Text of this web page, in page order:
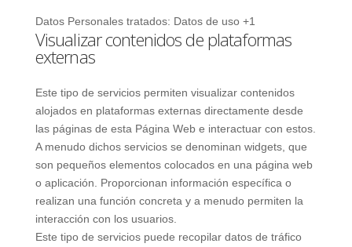
Datos Personales tratados: Datos de uso +1
Visualizar contenidos de plataformas
externas
Este tipo de servicios permiten visualizar contenidos
alojados en plataformas externas directamente desde
las páginas de esta Página Web e interactuar con estos.
A menudo dichos servicios se denominan widgets, que
son pequeños elementos colocados en una página web
o aplicación. Proporcionan información específica o
realizan una función concreta y a menudo permiten la
interacción con los usuarios.
Este tipo de servicios puede recopilar datos de tráfico